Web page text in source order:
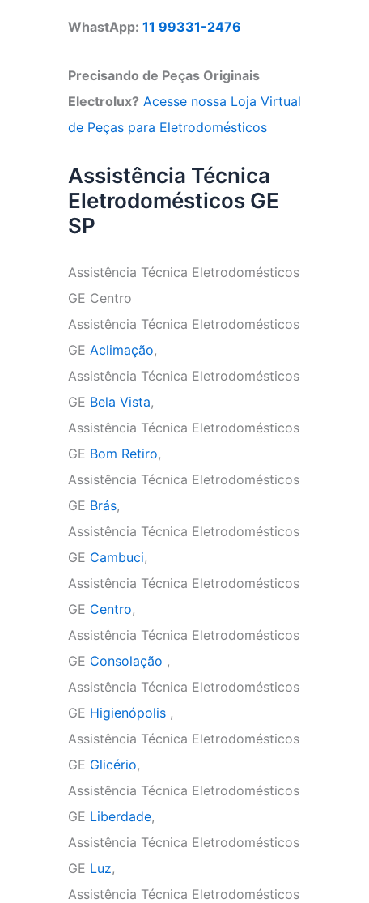
WhastApp: 11 99331-2476
Precisando de Peças Originais
Electrolux? Acesse nossa Loja Virtual
de Peças para Eletrodomésticos
Assistência Técnica
Eletrodomésticos GE
SP
Assistência Técnica Eletrodomésticos
GE Centro
Assistência Técnica Eletrodomésticos
GE Aclimação,
Assistência Técnica Eletrodomésticos
GE Bela Vista,
Assistência Técnica Eletrodomésticos
GE Bom Retiro,
Assistência Técnica Eletrodomésticos
GE Brás,
Assistência Técnica Eletrodomésticos
GE Cambuci,
Assistência Técnica Eletrodomésticos
GE Centro,
Assistência Técnica Eletrodomésticos
GE Consolação ,
Assistência Técnica Eletrodomésticos
GE Higienópolis ,
Assistência Técnica Eletrodomésticos
GE Glicério,
Assistência Técnica Eletrodomésticos
GE Liberdade,
Assistência Técnica Eletrodomésticos
GE Luz,
Assistência Técnica Eletrodomésticos